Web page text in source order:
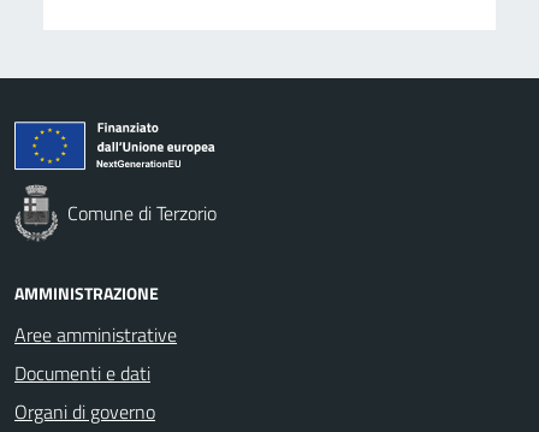
Comune di Terzorio
AMMINISTRAZIONE
Aree amministrative
Documenti e dati
Organi di governo